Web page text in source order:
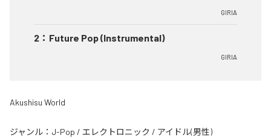
GIRIA
2 ： Future Pop (Instrumental)
GIRIA
Akushisu World
ジャンル： J-Pop / エレクトロニック / アイドル(男性)